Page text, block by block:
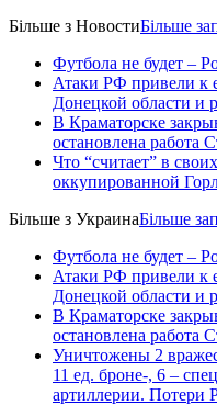
Більше з НовостиБільше
Футбола не будет –
Атаки РФ привели к
Донецкой области и
В Краматорске
остановлена работа
Что “считает” в
оккупированной
Більше з УкраинаБільше
Футбола не будет –
Атаки РФ привели к
Донецкой области и
В Краматорске
остановлена работа
Уничтожены 2
11 ед. броне-, 6 –
артиллерии. Потери